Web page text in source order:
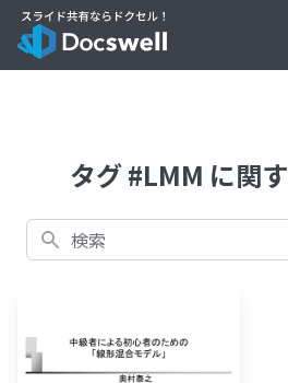
タグ #LMM に関
検索